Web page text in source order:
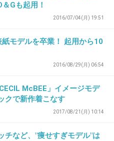
仕事してるんだね。
を晒しておかず提供
生から半裸体晒して
Gも起用！
2016/07/04(月) 19:51
モデルを卒業！ 起用から10
2016/08/29(月) 06:54
McBEE」イメージモデ
で新作着こなす
2017/08/21(月) 10:14
チなど、"痩せすぎモデル"は